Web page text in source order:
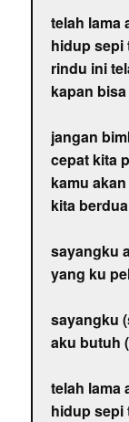
telah lama
hidup sepi
rindu ini
kapan
jangan
cepat kita
kamu
kita
sayangku
yang ku
sayangku
aku butuh
telah lama
hidup sepi